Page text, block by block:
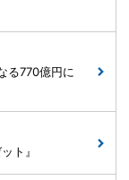
る770億円に
ト』